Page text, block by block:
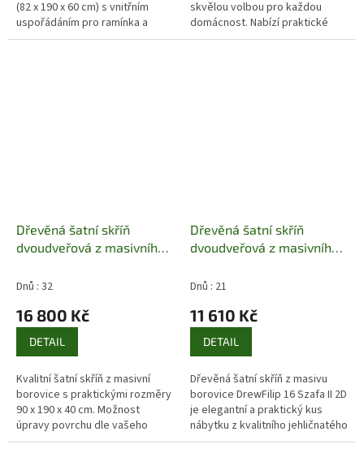
(82 x 190 x 60 cm) s vnitřním
uspořádáním pro ramínka a
policovým prostorem.
skvělou volbou pro každou
domácnost. Nabízí praktické
vnitřní uspořádání s prostorem
Dřevěná šatní skříň
dvoudveřová z masivního
Pacyg
Dnů : 32
16 800 Kč
DETAIL
Kvalitní šatní skříň z masivní
borovice s praktickými rozměry
90 x 190 x 40 cm. Možnost
úpravy povrchu dle vašeho
přání. Doprava po celé ČR.
Dřevěná šatní skříň
dvoudveřová z masivního
Drewfilip 16
Dnů : 21
11 610 Kč
DETAIL
Dřevěná šatní skříň z masivu
borovice DrewFilip 16 Szafa II 2D
je elegantní a praktický kus
nábytku z kvalitního jehličnatého
dřeva. Díky moření a